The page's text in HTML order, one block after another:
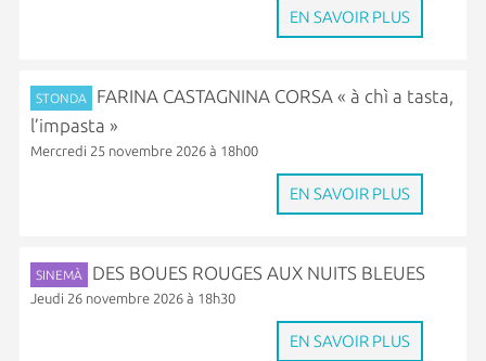
EN SAVOIR PLUS
STONDA
FARINA CASTAGNINA CORSA « à chì a tasta,
l’impasta »
Mercredi 25 novembre 2026 à 18h00
EN SAVOIR PLUS
SINEMÀ DES BOUES ROUGES AUX NUITS BLEUES
Jeudi 26 novembre 2026 à 18h30
EN SAVOIR PLUS